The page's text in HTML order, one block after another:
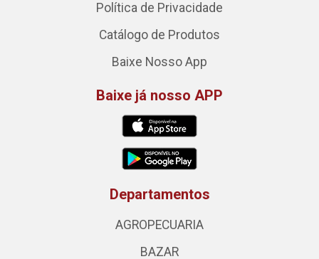
Política de Privacidade
Catálogo de Produtos
Baixe Nosso App
Baixe já nosso APP
Departamentos
AGROPECUARIA
BAZAR